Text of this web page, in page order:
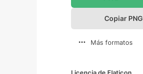
Copiar PNG
Más formatos